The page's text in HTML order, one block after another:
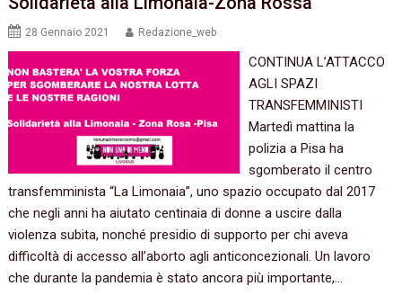
28 Gennaio 2021 Redazione_web
CONTINUA L’ATTACCO
AGLI SPAZI
TRANSFEMMINISTI
Martedì mattina la
polizia a Pisa ha
sgomberato il centro
transfemminista “La Limonaia”, uno spazio occupato dal 2017
che negli anni ha aiutato centinaia di donne a uscire dalla
violenza subita, nonché presidio di supporto per chi aveva
difficoltà di accesso all’aborto agli anticoncezionali. Un lavoro
che durante la pandemia è stato ancora più importante,…